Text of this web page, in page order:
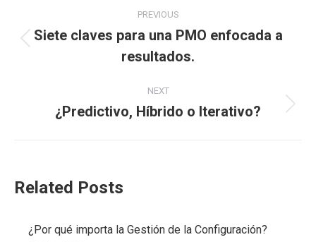
navigation
PREVIOUS
post:
Siete claves para una PMO enfocada a
resultados.
NEXT
Next
¿Predictivo, Híbrido o Iterativo?
Related Posts
¿Por qué importa la Gestión de la Configuración?